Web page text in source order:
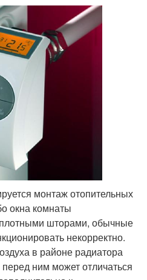
монтаж отопительных
окна комнаты
плотными шторами, обычные
некорректно.
в районе радиатора
ним может отличаться